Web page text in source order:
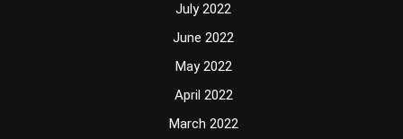
July 2022
June 2022
May 2022
April 2022
March 2022